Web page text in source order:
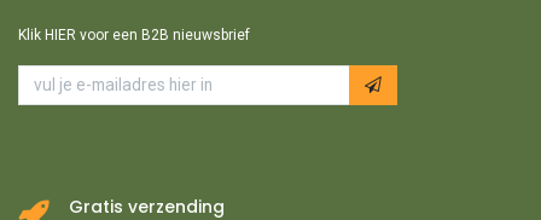
Klik HIER voor een B2B nieuwsbrief
Gratis verzending